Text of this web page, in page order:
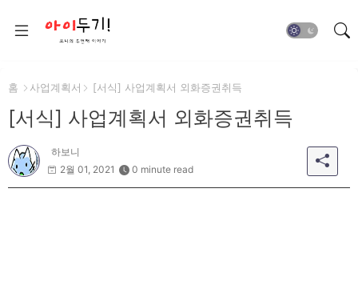
홈 사업계획서 [서식] 사업계획서 외화증권취득
[서식] 사업계획서 외화증권취득
하보니
2월 01, 2021
0 minute read